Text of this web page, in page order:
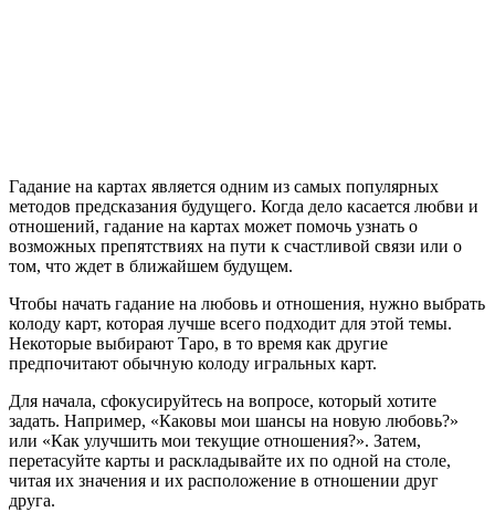
Гадание на картах является одним из самых популярных
методов предсказания будущего. Когда дело касается любви и
отношений, гадание на картах может помочь узнать о
возможных препятствиях на пути к счастливой связи или о
том, что ждет в ближайшем будущем.
Чтобы начать гадание на любовь и отношения, нужно выбрать
колоду карт, которая лучше всего подходит для этой темы.
Некоторые выбирают Таро, в то время как другие
предпочитают обычную колоду игральных карт.
Для начала, сфокусируйтесь на вопросе, который хотите
задать. Например, «Каковы мои шансы на новую любовь?»
или «Как улучшить мои текущие отношения?». Затем,
перетасуйте карты и раскладывайте их по одной на столе,
читая их значения и их расположение в отношении друг
друга.